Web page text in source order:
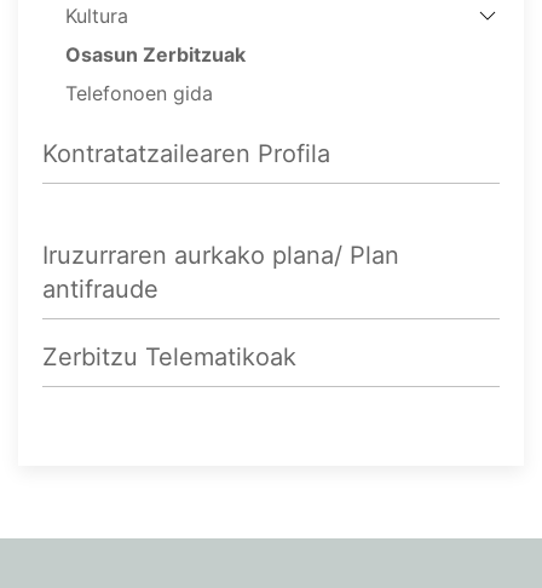
Kultura
Osasun Zerbitzuak
Telefonoen gida
Kontratatzailearen Profila
Iruzurraren aurkako plana/ Plan
antifraude
Zerbitzu Telematikoak